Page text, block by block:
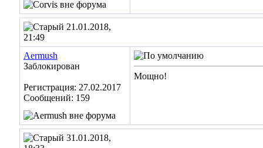
21.01.2018,
21:49
Aermush
Заблокирован
Регистрация: 27.02.2017
Сообщений: 159
Мощно!
31.01.2018,